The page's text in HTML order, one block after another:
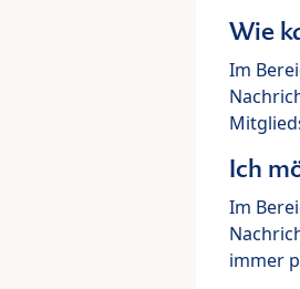
Wie
Im
Ich
Im
immer